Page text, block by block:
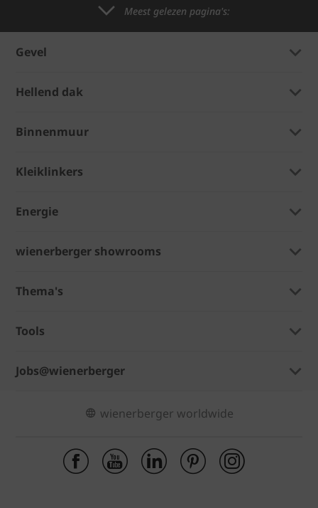
Meest gelezen pagina's:
Gevel
Hellend dak
Binnenmuur
Kleiklinkers
Energie
wienerberger showrooms
Thema's
Tools
Jobs@wienerberger
wienerberger worldwide